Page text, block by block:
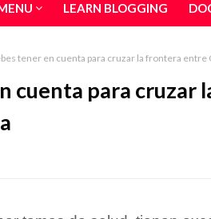
LEARN BLOGGING
tener en cuenta para cruzar la frontera entre
cuenta para